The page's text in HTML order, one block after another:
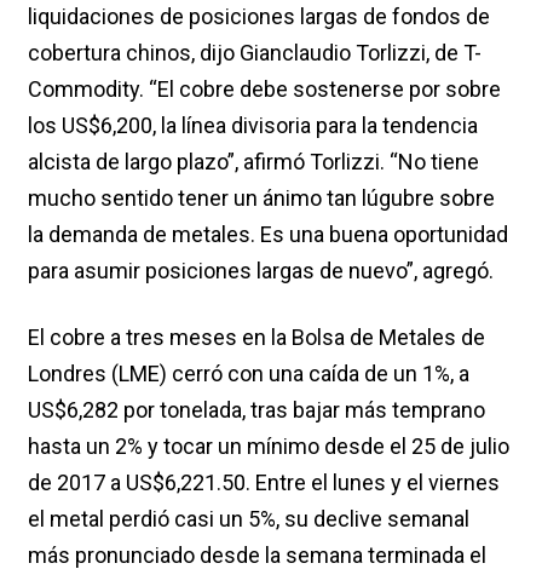
liquidaciones de posiciones largas de fondos de
cobertura chinos, dijo Gianclaudio Torlizzi, de T-
Commodity. “El cobre debe sostenerse por sobre
los US$6,200, la línea divisoria para la tendencia
alcista de largo plazo”, afirmó Torlizzi. “No tiene
mucho sentido tener un ánimo tan lúgubre sobre
la demanda de metales. Es una buena oportunidad
para asumir posiciones largas de nuevo”, agregó.
El cobre a tres meses en la Bolsa de Metales de
Londres (LME) cerró con una caída de un 1%, a
US$6,282 por tonelada, tras bajar más temprano
hasta un 2% y tocar un mínimo desde el 25 de julio
de 2017 a US$6,221.50. Entre el lunes y el viernes
el metal perdió casi un 5%, su declive semanal
más pronunciado desde la semana terminada el